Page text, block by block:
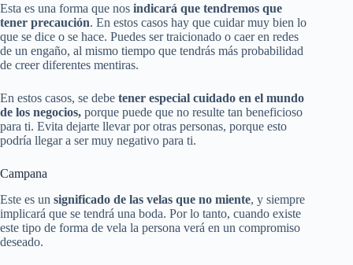
Esta es una forma que nos indicará que tendremos que
tener precaución. En estos casos hay que cuidar muy bien lo
que se dice o se hace. Puedes ser traicionado o caer en redes
de un engaño, al mismo tiempo que tendrás más probabilidad
de creer diferentes mentiras.
En estos casos, se debe tener especial cuidado en el mundo
de los negocios, porque puede que no resulte tan beneficioso
para ti. Evita dejarte llevar por otras personas, porque esto
podría llegar a ser muy negativo para ti.
Campana
Este es un significado de las velas que no miente, y siempre
implicará que se tendrá una boda. Por lo tanto, cuando existe
este tipo de forma de vela la persona verá en un compromiso
deseado.